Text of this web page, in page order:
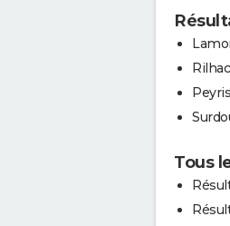
Tous